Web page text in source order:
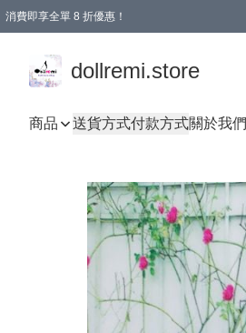
消費即享全單 8 折優惠！
dollremi.store
商品 送貨方式付款方式關於我們